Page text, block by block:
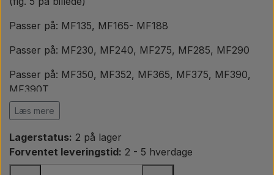
PTO Aksler GARDLOC
Tilbud
Passer på: MF135, MF165- MF188
Passer på: MF230, MF240, MF275, MF285, MF290
Passer på: MF350, MF352, MF365, MF375, MF390,
MF390T
Passer på: MF595
Passer på: MF1080, MF1200, MF1250
OEM ref.
Læs mere
Lagerstatus: 2 på lager
Forventet leveringstid: 2 - 5 hverdage